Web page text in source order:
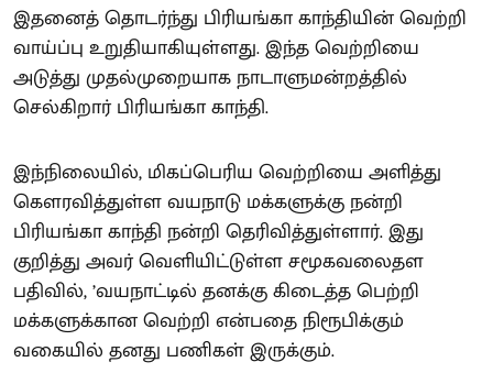
இதனைத் தொடர்ந்து பிரியங்கா காந்தியின் வெற்றி
வாய்ப்பு உறுதியாகியுள்ளது. இந்த வெற்றியை
அடுத்து முதல்முறையாக நாடாளுமன்றத்தில்
செல்கிறார் பிரியங்கா காந்தி.
இந்நிலையில், மிகப்பெரிய வெற்றியை அளித்து
கௌரவித்துள்ள வயநாடு மக்களுக்கு நன்றி
பிரியங்கா காந்தி நன்றி தெரிவித்துள்ளார். இது
குறித்து அவர் வெளியிட்டுள்ள சமூகவலைதள
பதிவில், ’வயநாட்டில் தனக்கு கிடைத்த பெற்றி
மக்களுக்கான வெற்றி என்பதை நிரூபிக்கும்
வகையில் தனது பணிகள் இருக்கும்.